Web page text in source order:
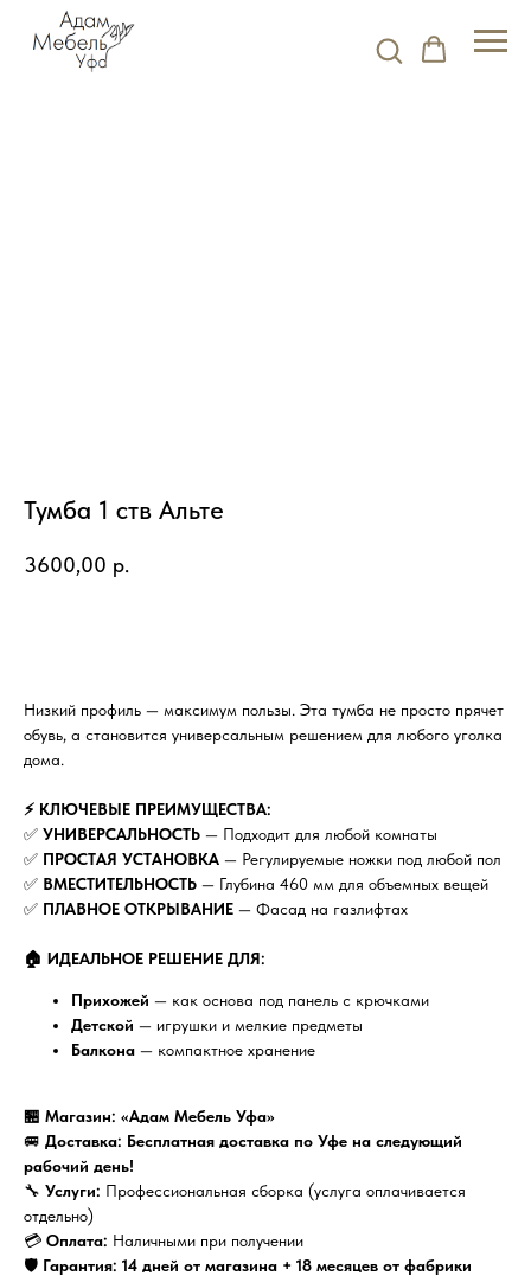
Тумба 1 ств Альте
3600,00 р.
Низкий профиль — максимум пользы. Эта тумба не просто прячет
обувь, а становится универсальным решением для любого уголка
дома.
⚡ КЛЮЧЕВЫЕ ПРЕИМУЩЕСТВА:
✅ УНИВЕРСАЛЬНОСТЬ — Подходит для любой комнаты
✅ ПРОСТАЯ УСТАНОВКА — Регулируемые ножки под любой пол
✅ ВМЕСТИТЕЛЬНОСТЬ — Глубина 460 мм для объемных вещей
✅ ПЛАВНОЕ ОТКРЫВАНИЕ — Фасад на газлифтах
🏠 ИДЕАЛЬНОЕ РЕШЕНИЕ ДЛЯ:
Прихожей — как основа под панель с крючками
Детской — игрушки и мелкие предметы
Балкона — компактное хранение
🏪 Магазин: «Адам Мебель Уфа»
🚐 Доставка: Бесплатная доставка по Уфе на следующий
рабочий день!
🔧 Услуги: Профессиональная сборка (услуга оплачивается
отдельно)
💳 Оплата: Наличными при получении
🛡️ Гарантия: 14 дней от магазина + 18 месяцев от фабрики